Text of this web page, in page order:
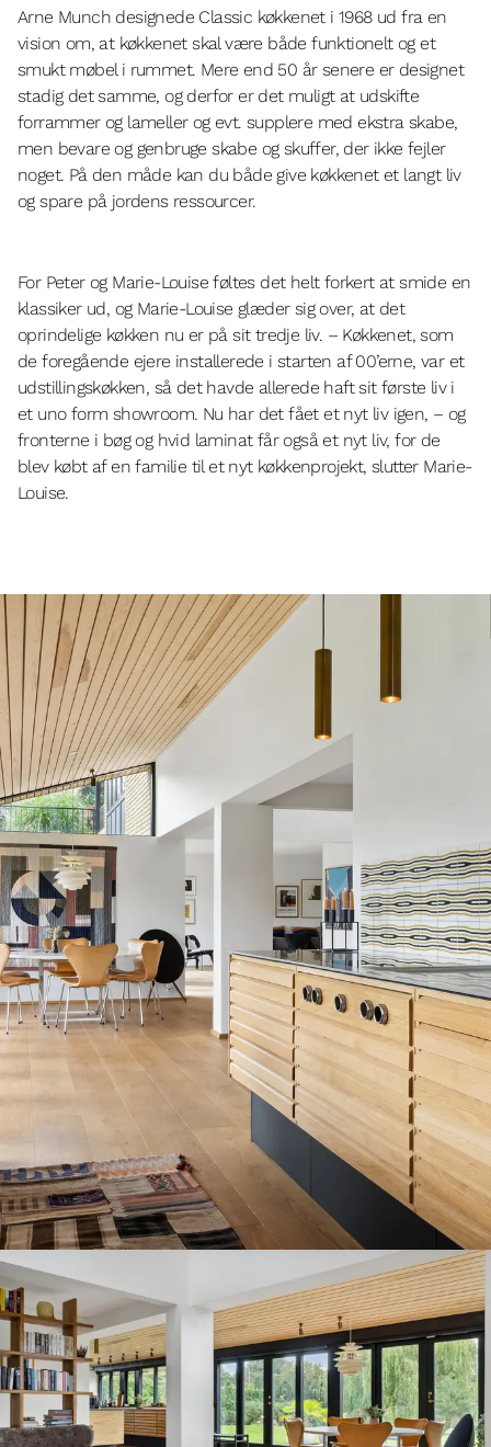
Arne Munch designede Classic køkkenet i 1968 ud fra en
vision om, at køkkenet skal være både funktionelt og et
smukt møbel i rummet. Mere end 50 år senere er designet
stadig det samme, og derfor er det muligt at udskifte
forrammer og lameller og evt. supplere med ekstra skabe,
men bevare og genbruge skabe og skuffer, der ikke fejler
noget. På den måde kan du både give køkkenet et langt liv
og spare på jordens ressourcer.
For Peter og Marie-Louise føltes det helt forkert at smide en
klassiker ud, og Marie-Louise glæder sig over, at det
oprindelige køkken nu er på sit tredje liv. – Køkkenet, som
de foregående ejere installerede i starten af 00’erne, var et
udstillingskøkken, så det havde allerede haft sit første liv i
et uno form showroom. Nu har det fået et nyt liv igen, – og
fronterne i bøg og hvid laminat får også et nyt liv, for de
blev købt af en familie til et nyt køkkenprojekt, slutter Marie-
Louise.